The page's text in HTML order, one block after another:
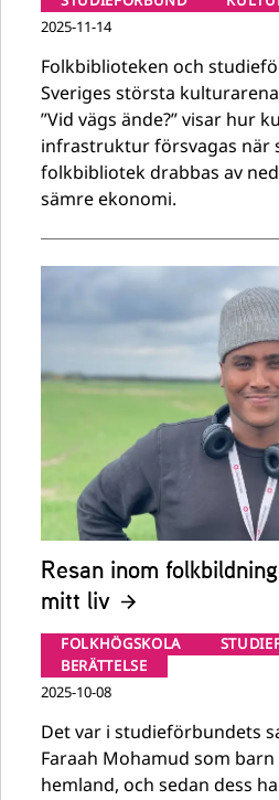
2025-11-14
Folkbiblioteken och
Sveriges största
”Vid vägs ände?” visar hur
infrastruktur försvagas när
folkbibliotek drabbas av
sämre ekonomi.
Resan inom
mitt liv
FOLKHÖGSKOLA
BERÄTTELSE
2025-10-08
Det var i studieförbundets
Faraah Mohamud som
hemland, och sedan dess